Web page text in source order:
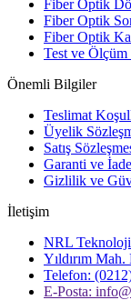
Fiber Optik
Fiber Optik
Fiber Optik
Test ve Ölçüm
Önemli Bilgiler
Teslimat
Üyelik
Satış
Garanti ve
Gizlilik ve
İletişim
NRL
Yıldırım
Telefon:
E-Posta: